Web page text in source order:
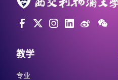
教学
专业